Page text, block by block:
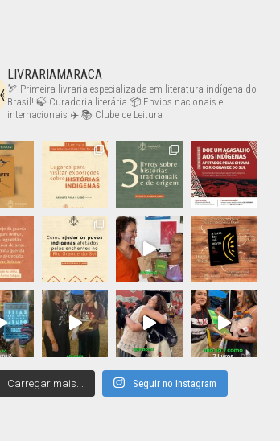
LIVRARIAMARACA
🏹 Primeira livraria especializada em literatura indígena do
Brasil! 🍃 Curadoria literária 📦 Envios nacionais e
internacionais ✈️ 📚 Clube de Leitura
Carregar mais... Seguir no Instagram